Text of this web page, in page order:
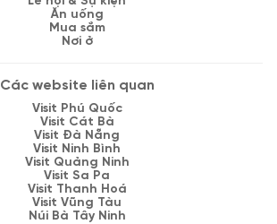
Ăn uống
Mua sắm
Nơi ở
Các website liên quan
Visit Phú Quốc
Visit Cát Bà
Visit Đà Nẵng
Visit Ninh Bình
Visit Quảng Ninh
Visit Sa Pa
Visit Thanh Hoá
Visit Vũng Tàu
Núi Bà Tây Ninh